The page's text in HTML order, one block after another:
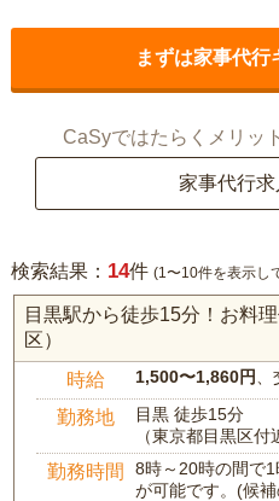
まずは家事代行
CaSyではたらくメリッ
家事代行
検索結果： 14件 (1〜10件を表示し
目黒駅から徒歩15分！お料
区）
時給 1,500〜1,860円
勤務地
目黒 徒歩15分
（東京都目黒区付
勤務時間
8時～20時の間で
が可能です。(候